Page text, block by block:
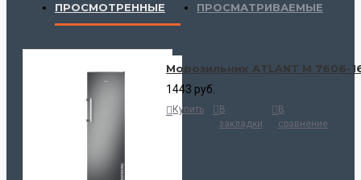
ПРОСМОТРЕННЫЕ
ПРОСМАТРИВАЕМЫЕ
Морозильник ATLANT М 7606-
1443 руб.
Купить
В
закладки
В
сравнение